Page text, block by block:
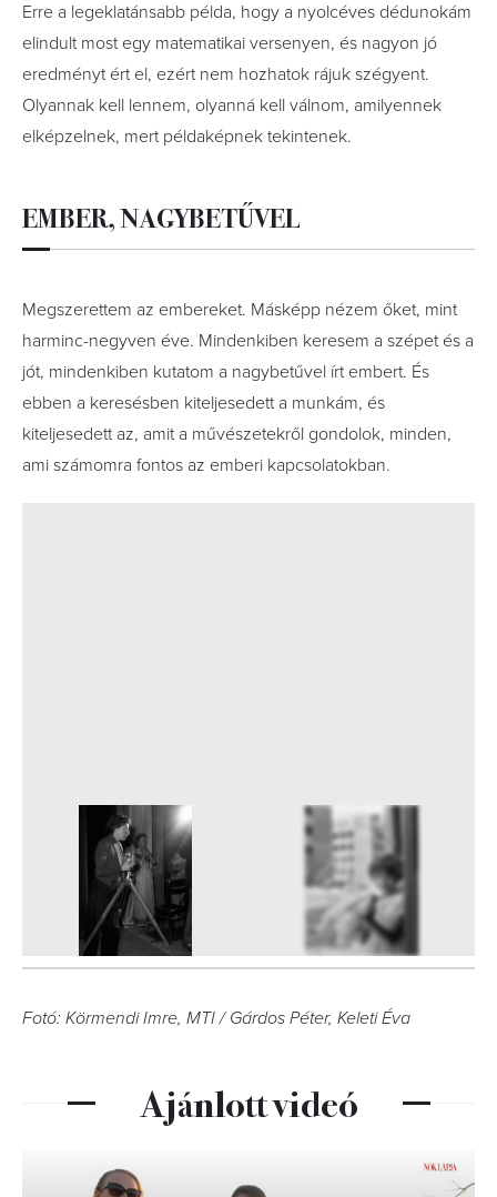
Erre a legeklatánsabb példa, hogy a nyolcéves dédunokám
elindult most egy matematikai versenyen, és nagyon jó
eredményt ért el, ezért nem hozhatok rájuk szégyent.
Olyannak kell lennem, olyanná kell válnom, amilyennek
elképzelnek, mert példaképnek tekintenek.
EMBER, NAGYBETŰVEL
Megszerettem az embereket. Másképp nézem őket, mint
harminc-negyven éve. Mindenkiben keresem a szépet és a
jót, mindenkiben kutatom a nagybetűvel írt embert. És
ebben a keresésben kiteljesedett a munkám, és
kiteljesedett az, amit a művészetekről gondolok, minden,
ami számomra fontos az emberi kapcsolatokban.
Fotó: Körmendi Imre, MTI / Gárdos Péter, Keleti Éva
Ajánlott videó